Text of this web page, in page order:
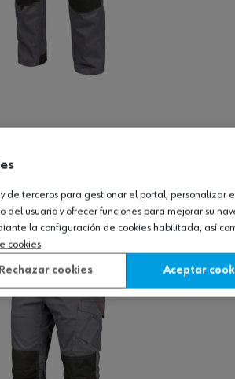
Ver producto
de terceros para gestionar el portal, personalizar
usuario y ofrecer funciones para mejorar su
la configuración de cookies habilitada, así
cookies
Rechazar cookies Aceptar